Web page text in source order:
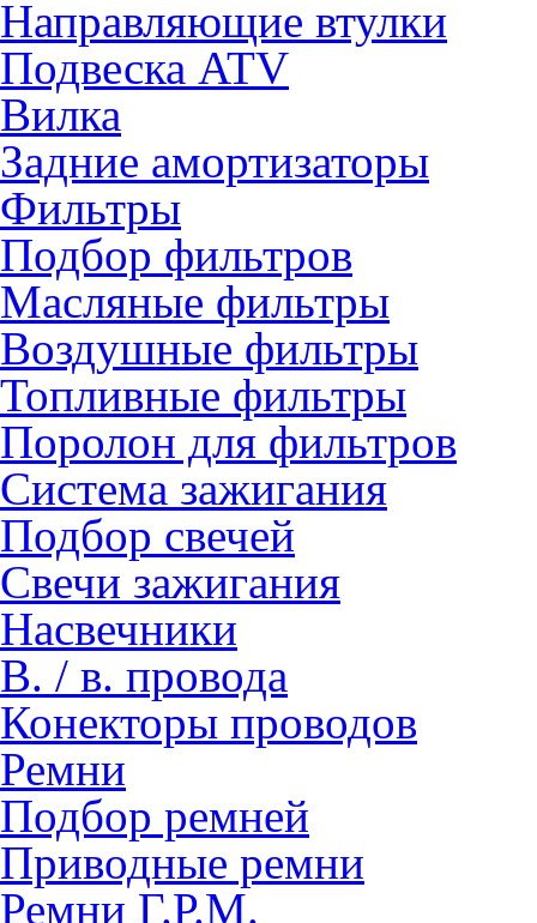
Направляющие втулки
Подвеска ATV
Вилка
Задние амортизаторы
Фильтры
Подбор фильтров
Масляные фильтры
Воздушные фильтры
Топливные фильтры
Поролон для фильтров
Система зажигания
Подбор свечей
Свечи зажигания
Насвечники
В. / в. провода
Конекторы проводов
Ремни
Подбор ремней
Приводные ремни
Ремни Г.Р.М.